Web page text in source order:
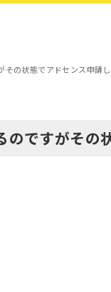
の状態でアドセンス申請し
のですがその